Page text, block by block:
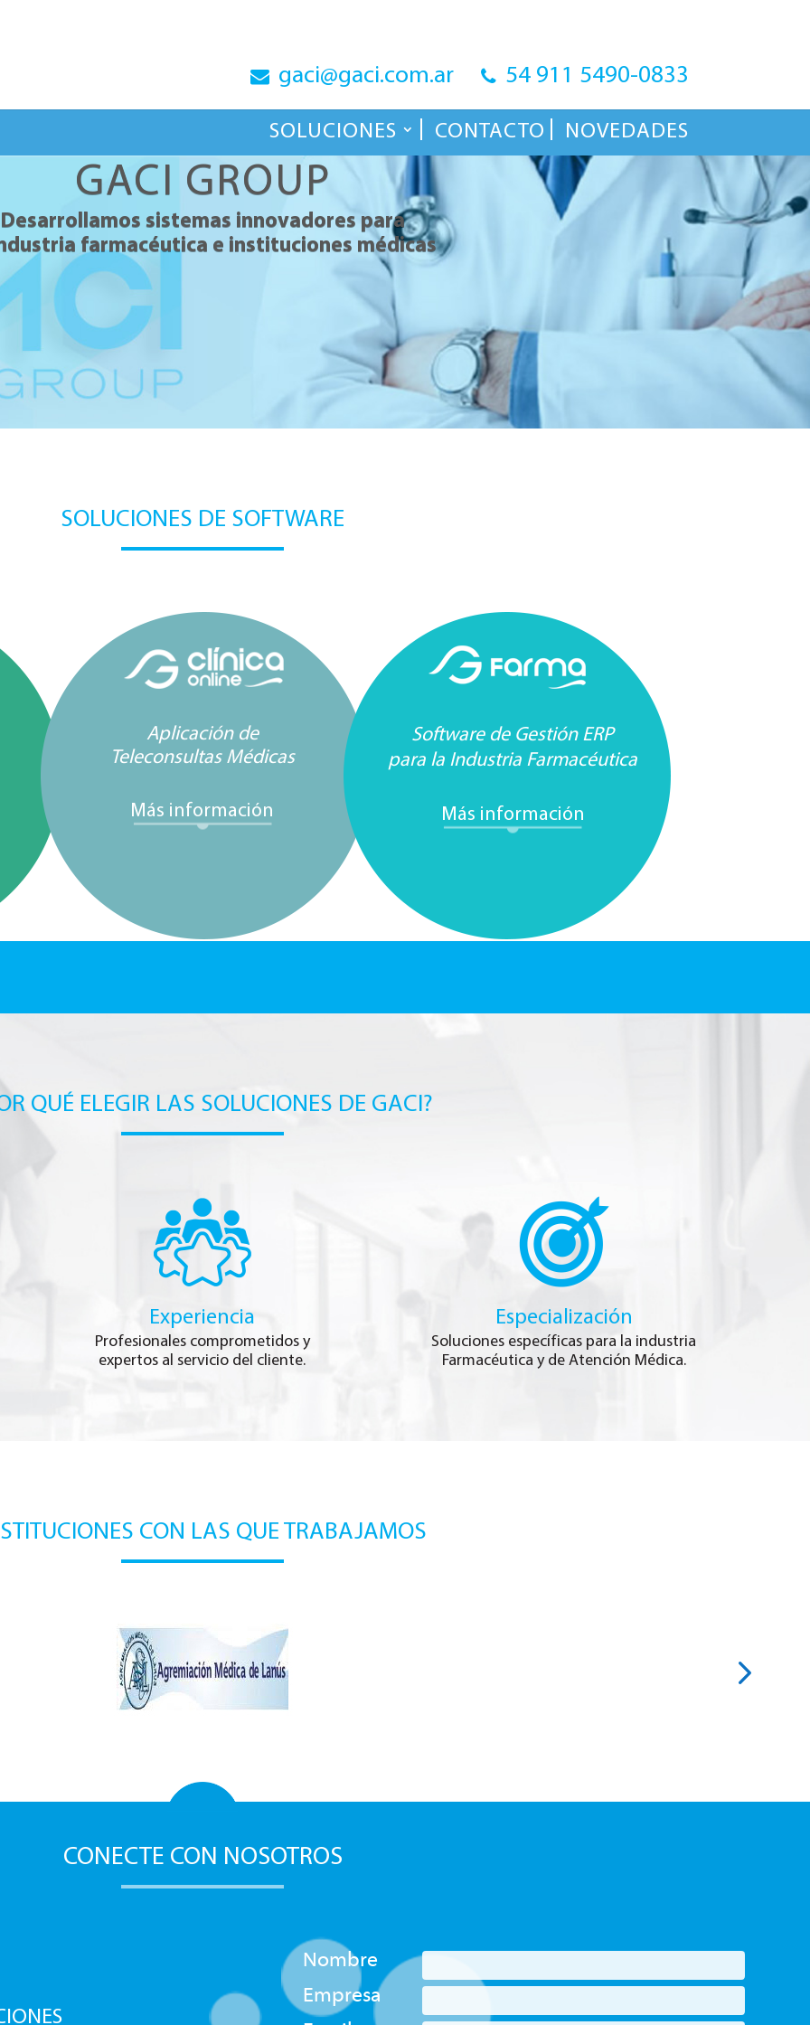
gaci@gaci.com.ar 54 911 5490-0833
SOLUCIONES CONTACTO NOVEDADES
GACI GROUP
Desarrollamos sistemas innovadores para
farmacéutica e instituciones médicas
SOLUCIONES DE SOFTWARE
Aplicación de
Teleconsultas Médicas
Más información
Software de Gestión ERP
para la Industria Farmacéutica
Más información
QUÉ ELEGIR LAS SOLUCIONES DE GACI?
Experiencia
Profesionales comprometidos y
expertos al servicio del cliente.
Especialización
Soluciones específicas para la industria
Farmacéutica y de Atención Médica.
CON LAS QUE TRABAJAMOS
CONECTE CON NOSOTROS
Nombre
Empresa